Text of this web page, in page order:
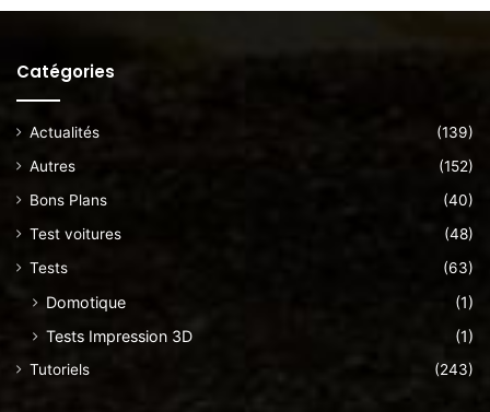
Catégories
Actualités
(139)
Autres
(152)
Bons Plans
(40)
Test voitures
(48)
Tests
(63)
Domotique
(1)
Tests Impression 3D
(1)
Tutoriels (243)